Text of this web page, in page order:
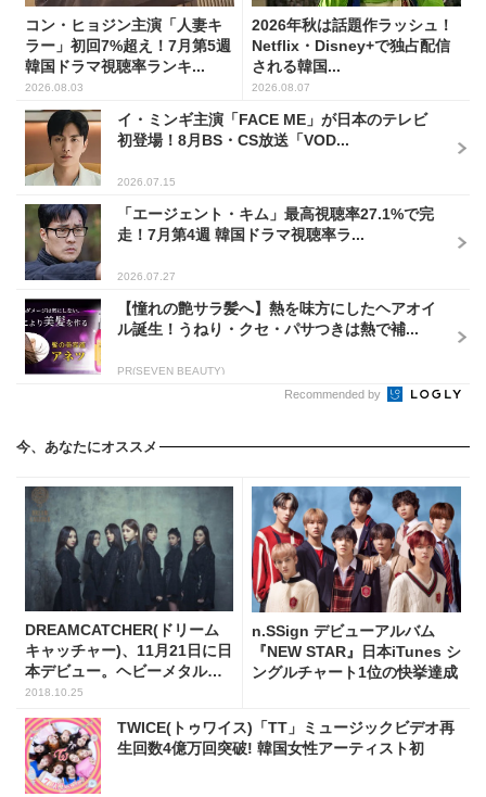
コン・ヒョジン主演「人妻キ
ラー」初回7%超え！7月第5週
韓国ドラマ視聴率ランキ...
2026.08.03
2026年秋は話題作ラッシュ！
Netflix・Disney+で独占配信
される韓国...
2026.08.07
イ・ミンギ主演「FACE ME」が日本のテレビ
初登場！8月BS・CS放送「VOD...
2026.07.15
「エージェント・キム」最高視聴率27.1%で完
走！7月第4週 韓国ドラマ視聴率ラ...
2026.07.27
【憧れの艶サラ髪へ】熱を味方にしたヘアオイ
ル誕生！うねり・クセ・パサつきは熱で補...
PR(SEVEN BEAUTY)
Recommended by
今、あなたにオススメ
DREAMCATCHER(ドリーム
キャッチャー)、11月21日に日
本デビュー。ヘビーメタルサ
ウンドで話題に
2018.10.25
n.SSign デビューアルバム
『NEW STAR』日本iTunes シ
ングルチャート1位の快挙達成
TWICE(トゥワイス)「TT」ミュージックビデオ再
生回数4億万回突破! 韓国女性アーティスト初